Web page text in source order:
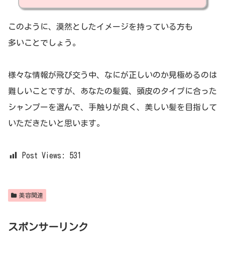
このように、漠然としたイメージを持っている方も
多いことでしょう。
様々な情報が飛び交う中、なにが正しいのか見極めるのは
難しいことですが、あなたの髪質、頭皮のタイプに合った
シャンプーを選んで、手触りが良く、美しい髪を目指して
いただきたいと思います。
Post Views: 531
美容関連
スポンサーリンク